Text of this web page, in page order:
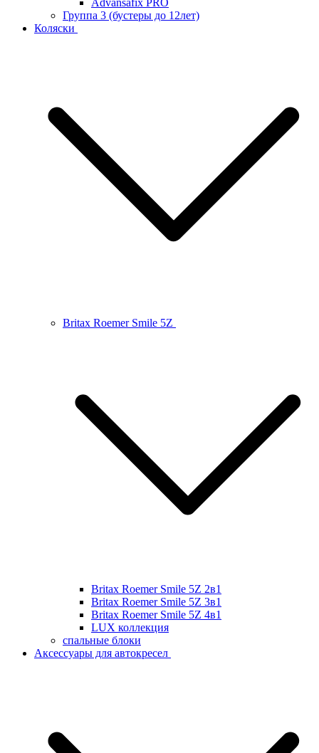
Группа 3 (бустеры до 12лет)
Коляски
Britax Roemer Smile 5Z
Britax Roemer Smile 5Z 2в1
Britax Roemer Smile 5Z 3в1
Britax Roemer Smile 5Z 4в1
LUX коллекция
спальные блоки
Аксессуары для автокресел